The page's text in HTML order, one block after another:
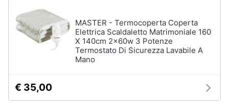
MASTER - Termocoperta Coperta
Elettrica Scaldaletto Matrimoniale 160
X 140cm 2x60w 3 Potenze
Termostato Di Sicurezza Lavabile A
Mano
€ 35,00